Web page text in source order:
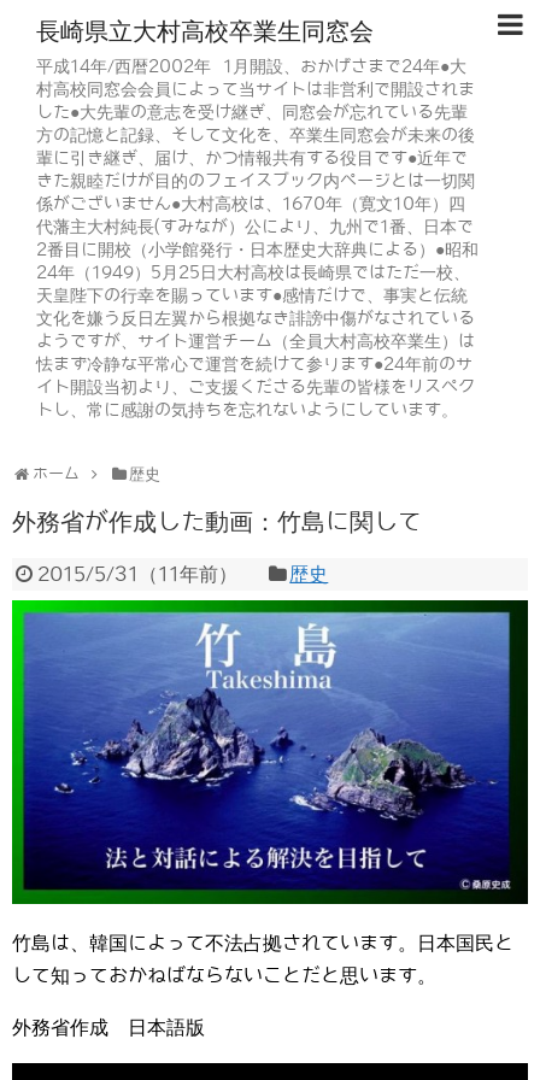
長崎県立大村高校卒業生同窓会
平成14年/西暦2002年 1月開設、おかげさまで24年●大
村高校同窓会会員によって当サイトは非営利で開設されま
した●大先輩の意志を受け継ぎ、同窓会が忘れている先輩
方の記憶と記録、そして文化を、卒業生同窓会が未来の後
輩に引き継ぎ、届け、かつ情報共有する役目です●近年で
きた親睦だけが目的のフェイスブック内ページとは一切関
係がございません●大村高校は、1670年（寛文10年）四
代藩主大村純長(すみなが）公により、九州で1番、日本で
2番目に開校（小学館発行・日本歴史大辞典による）●昭和
24年（1949）5月25日大村高校は長崎県ではただ一校、
天皇陛下の行幸を賜っています●感情だけで、事実と伝統
文化を嫌う反日左翼から根拠なき誹謗中傷がなされている
ようですが、サイト運営チーム（全員大村高校卒業生）は
怯まず冷静な平常心で運営を続けて参ります●24年前のサ
イト開設当初より、ご支援くださる先輩の皆様をリスペク
トし、常に感謝の気持ちを忘れないようにしています。
ホーム 歴史
外務省が作成した動画：竹島に関して
2015/5/31 （11年前） 歴史
竹島は、韓国によって不法占拠されています。日本国民と
して知っておかねばならないことだと思います。
外務省作成 日本語版